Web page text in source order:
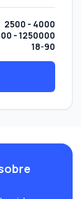
2500 - 4000
- 1250000
18-90